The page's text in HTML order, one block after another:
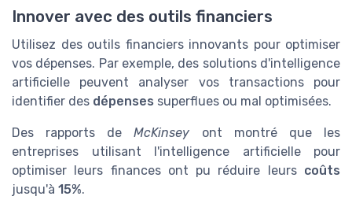
Innover avec des outils financiers
Utilisez des outils financiers innovants pour optimiser
vos dépenses. Par exemple, des solutions d'intelligence
artificielle peuvent analyser vos transactions pour
identifier des dépenses superflues ou mal optimisées.
Des rapports deMcKinsey ont montré que les
entreprises utilisant l'intelligence artificielle pour
optimiser leurs finances ont pu réduire leurs coûts
jusqu'à 15%.